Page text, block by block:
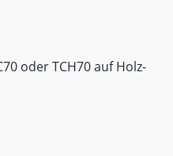
oder TCH70 auf Holz-